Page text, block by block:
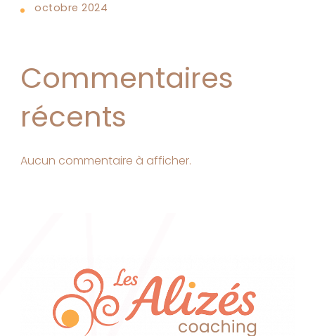
octobre 2024
Commentaires
récents
Aucun commentaire à afficher.